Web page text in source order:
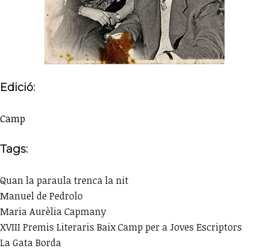
Edició:
Camp
Tags:
Quan la paraula trenca la nit
Manuel de Pedrolo
Maria Aurèlia Capmany
XVIII Premis Literaris Baix Camp per a Joves Escriptors
La Gata Borda